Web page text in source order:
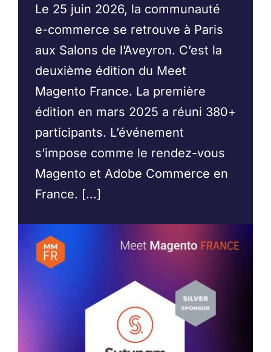
Le 25 juin 2026, la communauté
e-commerce se retrouve à Paris
aux Salons de l’Aveyron. C’est la
deuxième édition du Meet
Magento France. La première
édition en mars 2025 a réuni 380+
participants. L’événement
s’impose comme le rendez-vous
Magento et Adobe Commerce en
France. [...]